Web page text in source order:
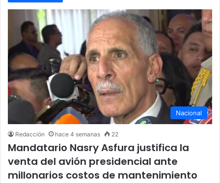
Nacional
Redacción hace 4 semanas 22
Mandatario Nasry Asfura justifica la
venta del avión presidencial ante
millonarios costos de mantenimiento